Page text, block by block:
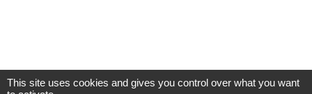
This site uses cookies and gives you control over what you want